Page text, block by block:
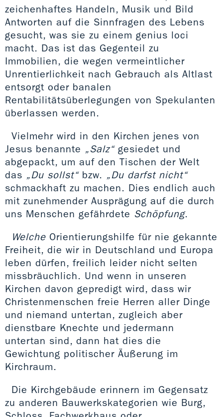
zeichenhaftes Handeln, Musik und Bild
Antworten auf die Sinnfragen des Lebens
gesucht, was sie zu einem genius loci
macht. Das ist das Gegenteil zu
Immobilien, die wegen vermeintlicher
Unrentierlichkeit nach Gebrauch als Altlast
entsorgt oder banalen
Rentabilitätsüberlegungen von Spekulanten
überlassen werden.
Vielmehr wird in den Kirchen jenes von
Jesus benannte „Salz“gesiedet und
abgepackt, um auf den Tischen der Welt
das „Du sollst“bzw. „Du darfst nicht“
schmackhaft zu machen. Dies endlich auch
mit zunehmender Ausprägung auf die durch
uns Menschen gefährdete Schöpfung.
Welche Orientierungshilfe für nie gekannte
Freiheit, die wir in Deutschland und Europa
leben dürfen, freilich leider nicht selten
missbräuchlich. Und wenn in unseren
Kirchen davon gepredigt wird, dass wir
Christenmenschen freie Herren aller Dinge
und niemand untertan, zugleich aber
dienstbare Knechte und jedermann
untertan sind, dann hat dies die
Gewichtung politischer Äußerung im
Kirchraum.
Die Kirchgebäude erinnern im Gegensatz
zu anderen Bauwerkskategorien wie Burg,